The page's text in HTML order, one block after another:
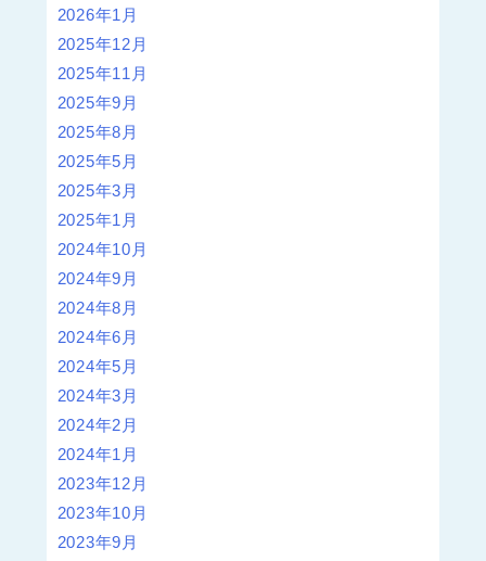
2026年1月
2025年12月
2025年11月
2025年9月
2025年8月
2025年5月
2025年3月
2025年1月
2024年10月
2024年9月
2024年8月
2024年6月
2024年5月
2024年3月
2024年2月
2024年1月
2023年12月
2023年10月
2023年9月